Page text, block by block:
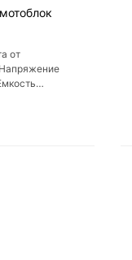
от
0 об/мин